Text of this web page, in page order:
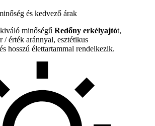
és kedvező árak
minőségű Redőny erkélyajtót,
/ érték aránnyal, esztétikus
hosszú élettartammal rendelkezik.